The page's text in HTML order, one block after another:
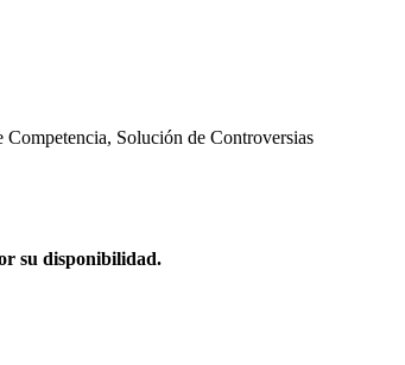
Competencia, Solución de Controversias
su disponibilidad.